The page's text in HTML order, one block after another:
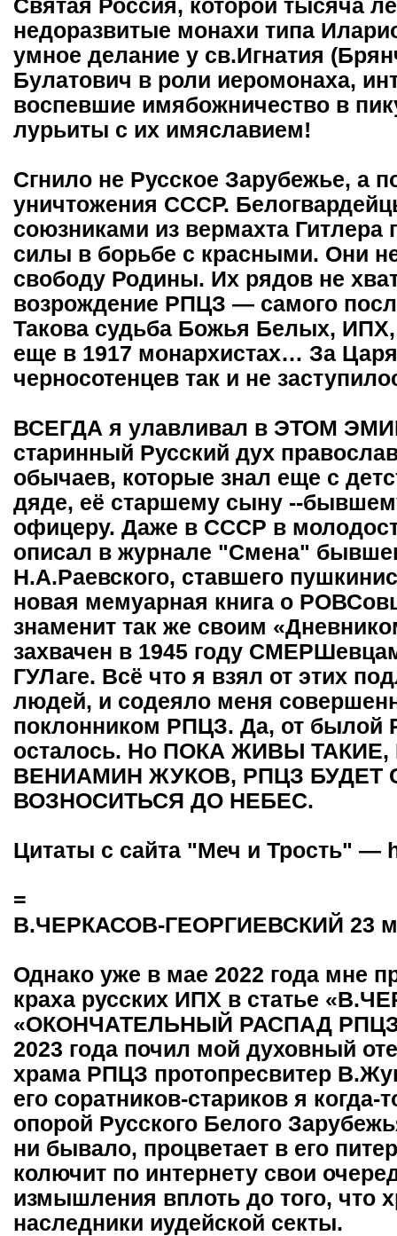
Святая Россия, которой тысяча
недоразвитые монахи типа
умное делание у св.Игнатия
Булатович в роли иеромонаха,
воспевшие имябожничество в
лурьиты с их имяславием!
Сгнило не Русское Зарубежье, а
уничтожения СССР.
союзниками из вермахта
силы в борьбе с красными. Они
свободу Родины. Их рядов не
возрождение РПЦЗ — самого
Такова судьба Божья Белых,
еще в 1917 монархистах… За
черносотенцев так и не
ВСЕГДА я улавливал в ЭТОМ
старинный Русский дух
обычаев, которые знал еще с
дяде, её старшему сыну --
офицеру. Даже в СССР в
описал в журнале "Смена"
Н.А.Раевского, ставшего
новая мемуарная книга о
знаменит так же своим
захвачен в 1945 году
ГУЛаге. Всё что я взял от этих
людей, и содеяло меня
поклонником РПЦЗ. Да, от былой
осталось. Но ПОКА ЖИВЫ ТАКИЕ,
ВЕНИАМИН ЖУКОВ, РПЦЗ
ВОЗНОСИТЬСЯ ДО НЕБЕС.
Цитаты с сайта "Меч и Трость" —
=
В.ЧЕРКАСОВ-ГЕОРГИЕВСКИЙ 23
Однако уже в мае 2022 года мне
краха русских ИПХ в статье
«ОКОНЧАТЕЛЬНЫЙ РАСПАД
2023 года почил мой духовный
храма РПЦЗ протопресвитер
его соратников-стариков я
опорой Русского Белого
ни бывало, процветает в его
колючит по интернету свои
измышления вплоть до того, что
наследники иудейской секты.